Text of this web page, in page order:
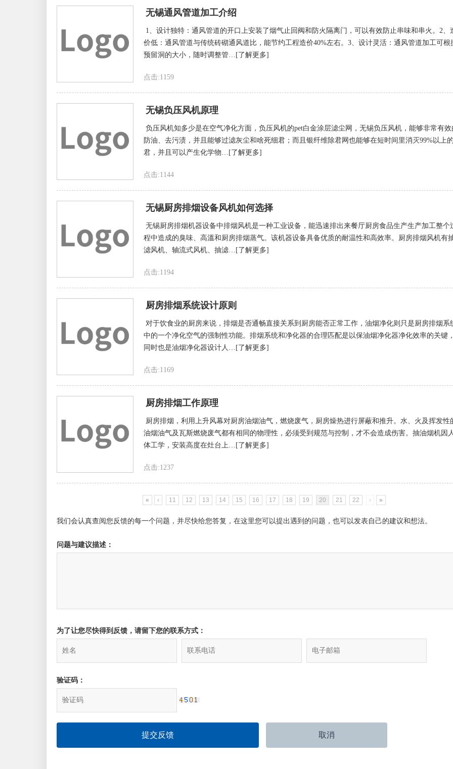
无锡通风管道加工介绍
1、设计独特：通风管道的开口上安装了烟气止回阀和防火隔离门，可以有效防止串味和串火。2、
价低：通风管道与传统砖砌通风道比，能节约工程造价40%左右。3、设计灵活：通风管道加工可根
预留洞的大小，随时调整管…[了解更多]
点击:1159
无锡负压风机原理
负压风机知多少是在空气净化方面，负压风机的pet白金涂层滤尘网，无锡负压风机，能够非常有效
防油、去污渍，并且能够过滤灰尘和啥死细君；而且银纤维除君网也能够在短时间里消灭99%以上
君，并且可以产生化学物…[了解更多]
点击:1144
无锡厨房排烟设备风机如何选择
无锡厨房排烟机器设备中排烟风机是一种工业设备，能迅速排出来餐厅厨房食品生产生产加工整个
程中造成的臭味、高溫和厨房排烟蒸气。该机器设备具备优质的耐温性和高效率。厨房排烟风机有
滤风机、轴流式风机、抽滤…[了解更多]
点击:1194
厨房排烟系统设计原则
对于饮食业的厨房来说，排烟是否通畅直接关系到厨房能否正常工作，油烟净化则只是厨房排烟系
中的一个净化空气的强制性功能。排烟系统和净化器的合理匹配是以保油烟净化器净化效率的关键，
同时也是油烟净化器设计人…[了解更多]
点击:1169
厨房排烟工作原理
厨房排烟，利用上升风幕对厨房油烟油气，燃烧废气，厨房燥热进行屏蔽和推升。水、火及挥发性
油烟油气及瓦斯燃烧废气都有相同的物理性，必须受到规范与控制，才不会造成伤害。抽油烟机因
体工学，安装高度在灶台上…[了解更多]
点击:1237
« ‹ 11 12 13 14 15 16 17 18 19 20 21 22 › »
我们会认真查阅您反馈的每一个问题，并尽快给您答复，在这里您可以提出遇到的问题，也可以发表自己的建议和想法。
问题与建议描述：
为了让您尽快得到反馈，请留下您的联系方式：
验证码：